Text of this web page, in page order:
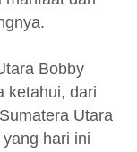
Bobby
ketahui, dari
Utara
hari ini